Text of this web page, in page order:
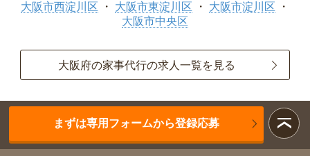
大阪市西淀川区
大阪市東淀川区
大阪市淀川区
大阪市中央区
大阪府の家事代行の求人一覧を見る
まずは専用フォームから登録応募